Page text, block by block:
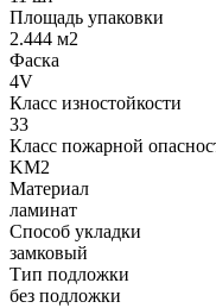
Площадь упаковки
2.444 м2
Фаска
4V
Класс изностойкости
33
Класс пожарной
KM2
Материал
ламинат
Способ укладки
замковый
Тип подложки
без подложки